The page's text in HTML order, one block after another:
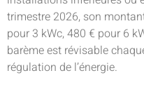
trimestre 2026, son
pour 3 kWc, 480 € pour 6
barème est révisable
régulation de l’énergie.